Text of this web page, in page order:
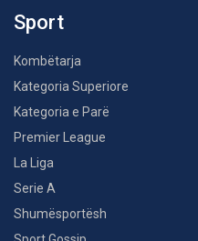
Sport
Kombëtarja
Kategoria Superiore
Kategoria e Parë
Premier League
La Liga
Serie A
Shumësportësh